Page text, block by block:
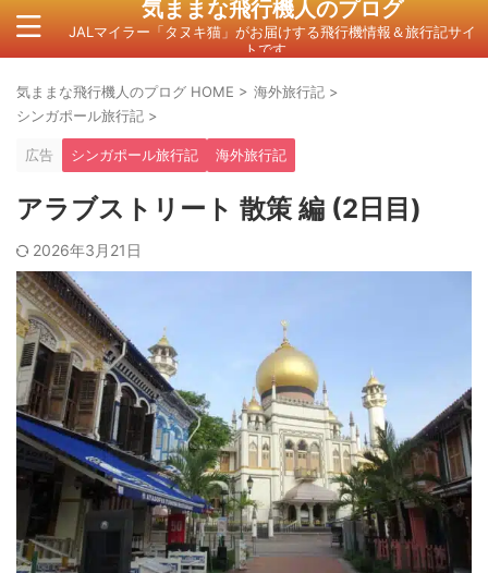
気ままな飛行機人のプログ
JALマイラー「タヌキ猫」がお届けする飛行機情報＆旅行記サイ
トです。
気ままな飛行機人のプログ HOME > 海外旅行記 >
シンガポール旅行記 >
広告 シンガポール旅行記 海外旅行記
アラブストリート 散策 編 (2日目)
2026年3月21日